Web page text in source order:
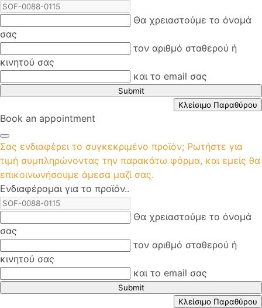
Θα χρειαστούμε το όνομά
σας
τον αριθμό σταθερού ή
κινητού σας
και το email σας
Submit
Κλείσιμο Παραθύρου
Book an appointment
Σας ενδιαφέρει το συγκεκριμένο προϊόν; Ρωτήστε για
τιμή συμπληρώνοντας την παρακάτω φόρμα, και εμείς θα
επικοινωνήσουμε άμεσα μαζί σας.
Ενδιαφέρομαι για το προϊόν..
Θα χρειαστούμε το όνομά
σας
τον αριθμό σταθερού ή
κινητού σας
και το email σας
Submit
Κλείσιμο Παραθύρου